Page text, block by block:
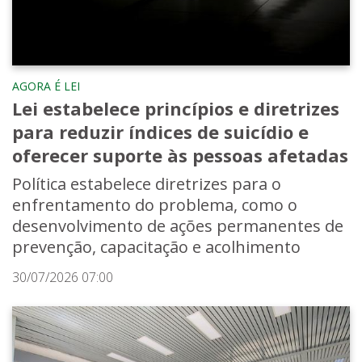
AGORA É LEI
Lei estabelece princípios e diretrizes
para reduzir índices de suicídio e
oferecer suporte às pessoas afetadas
Política estabelece diretrizes para o
enfrentamento do problema, como o
desenvolvimento de ações permanentes de
prevenção, capacitação e acolhimento
30/07/2026 07:00